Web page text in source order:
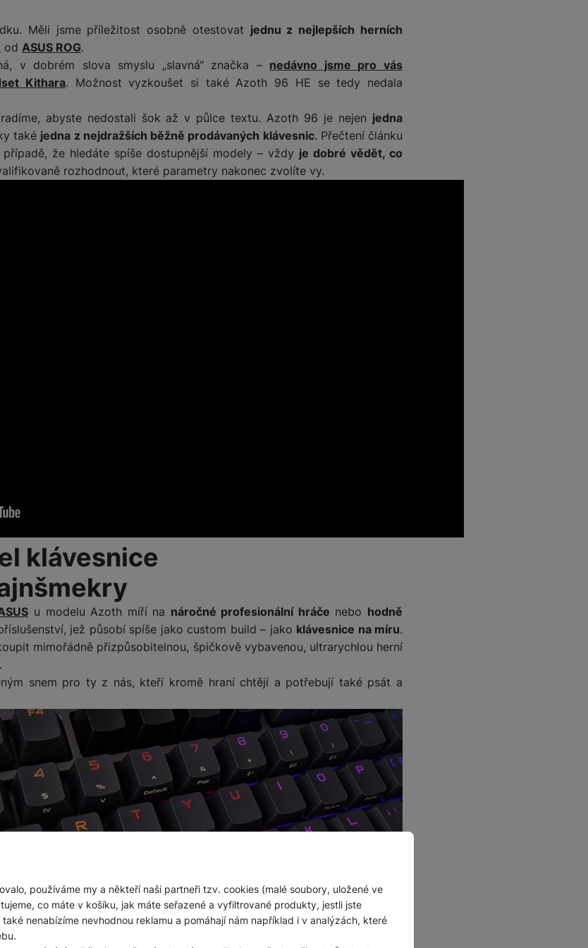
používáme my a někteří naši partneři tzv. cookies (malé soubory, uložené ve
co máte v košíku, jak máte seřazené a vyfiltrované produkty, jestli jste
nenabízíme nevhodnou reklamu a pomáhají nám například i v analýzách, které
Měli jsme příležitost osobně otestovat jednu z nejlepších herních
od ASUS ROG.
v dobrém slova smyslu „slavná“ značka – nedávno jsme pro vás
Kithara. Možnost vyzkoušet si také Azoth 96 HE se tedy nedala
abyste nedostali šok až v půlce textu. Azoth 96 je nejen jedna
také jedna z nejdražších běžně prodávaných klávesnic. Přečtení článku
že hledáte spíše dostupnější modely – vždy je dobré vědět, co
rozhodnout, které parametry nakonec zvolíte vy.
klávesnice
u modelu Azoth míří na náročné profesionální hráče nebo hodně
jež působí spíše jako custom build – jako klávesnice na míru.
mimořádně přizpůsobitelnou, špičkově vybavenou, ultrarychlou herní
snem pro ty z nás, kteří kromě hraní chtějí a potřebují také psát a